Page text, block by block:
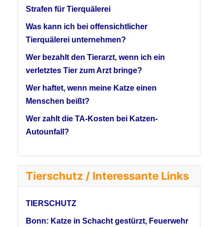
Strafen für Tierquälerei
Was kann ich bei offensichtlicher
Tierquälerei unternehmen?
Wer bezahlt den Tierarzt, wenn ich ein
verletztes Tier zum Arzt bringe?
Wer haftet, wenn meine Katze einen
Menschen beißt?
Wer zahlt die TA-Kosten bei Katzen-
Autounfall?
Tierschutz / Interessante Links
TIERSCHUTZ
Bonn: Katze in Schacht gestürzt, Feuerwehr